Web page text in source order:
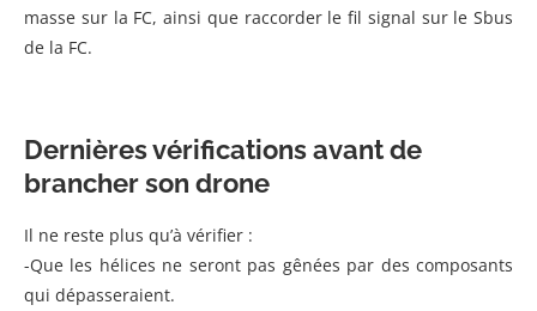
masse sur la FC, ainsi que raccorder le fil signal sur le Sbus
de la FC.
Dernières vérifications avant de
brancher son drone
Il ne reste plus qu’à vérifier :
-Que les hélices ne seront pas gênées par des composants
qui dépasseraient.